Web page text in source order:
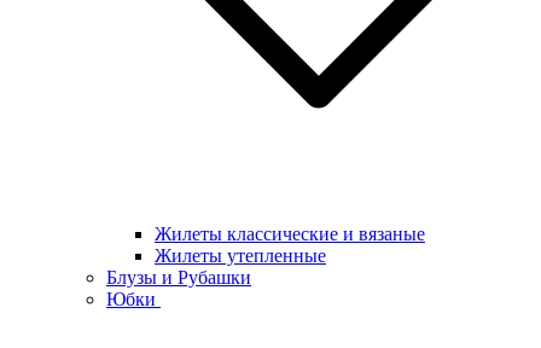
Жилеты классические и вязаные
Жилеты утепленные
Блузы и Рубашки
Юбки